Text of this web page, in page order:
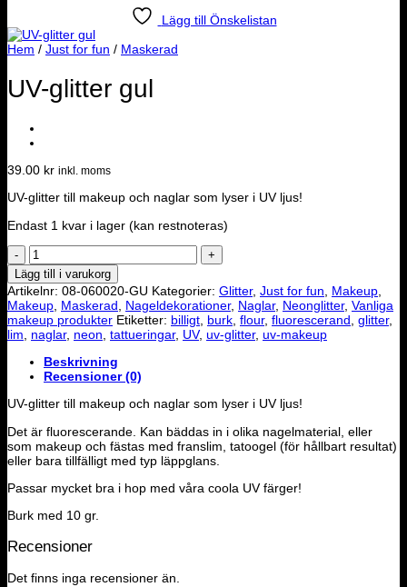
Lägg till Önskelistan
Hem / Just for fun / Maskerad
UV-glitter gul
39.00 kr inkl. moms
UV-glitter till makeup och naglar som lyser i UV ljus!
Endast 1 kvar i lager (kan restnoteras)
UV-
glitter
gul
mängd
Lägg till i varukorg
Artikelnr: 08-060020-GU Kategorier: Glitter, Just for fun Makeup
Makeup Maskerad Nageldekorationer, Naglar, Neonglitter, Vanliga
makeup produkter Etiketter: billigt burk flour, fluorescerand glitter,
lim
naglar, neon tattueringar, UV, uv-glitter, uv-makeup
Beskrivning
Recensioner (0)
UV-glitter till makeup och naglar som lyser i UV ljus!
Det är fluorescerande. Kan bäddas in i olika nagelmaterial, eller
som makeup och fästas med franslim, tatoogel (för hållbart resultat)
eller bara tillfälligt med typ läppglans.
Passar mycket bra i hop med våra coola UV färger!
Burk med 10 gr.
Recensioner
Det finns inga recensioner än.